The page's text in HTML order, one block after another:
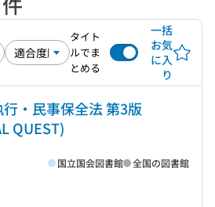
タイト
ルでま
とめる
一括
お気
に入
り
行・民事保全法 第3版
QUEST)
国立国会図書館 全国の図書館